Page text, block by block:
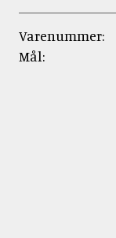
Varenummer:
Mål: